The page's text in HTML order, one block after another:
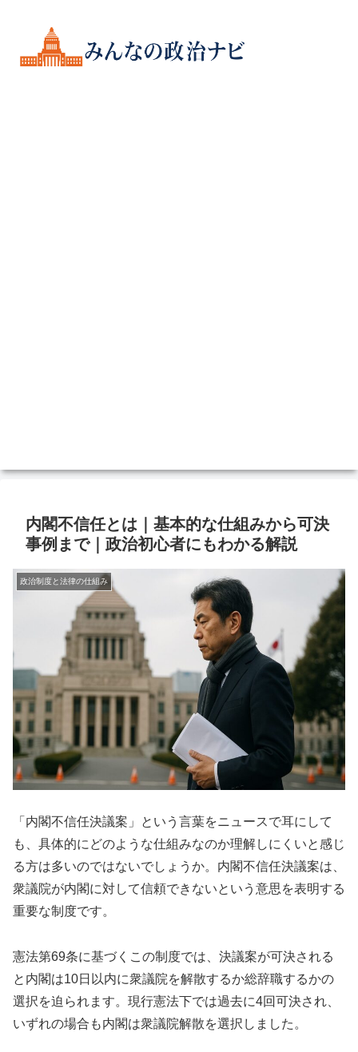
内閣不信任とは｜基本的な仕組みから可決
事例まで｜政治初心者にもわかる解説
政治制度と法律の仕組み
「内閣不信任決議案」という言葉をニュースで耳にして
も、具体的にどのような仕組みなのか理解しにくいと感じ
る方は多いのではないでしょうか。内閣不信任決議案は、
衆議院が内閣に対して信頼できないという意思を表明する
重要な制度です。
憲法第69条に基づくこの制度では、決議案が可決される
と内閣は10日以内に衆議院を解散するか総辞職するかの
選択を迫られます。現行憲法下では過去に4回可決され、
いずれの場合も内閣は衆議院解散を選択しました。